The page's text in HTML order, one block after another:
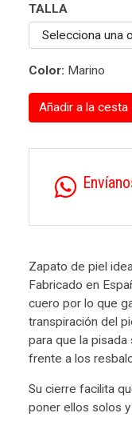
TALLA
Color: Marino
Añadir a la cesta
Zapato de piel
Fabricado en
cuero por lo que
transpiración del
para que la
frente a los
Su cierre facilita
poner ellos solos